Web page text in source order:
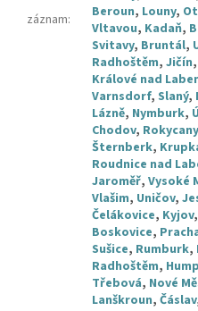
záznam:
Beroun, Louny,
Vltavou, Kadaň,
Svitavy, Bruntál,
Radhoštěm, Jičín,
Králové nad
Varnsdorf, Slaný,
Lázně, Nymburk,
Chodov, Rokycany
Šternberk,
Roudnice nad
Jaroměř, Vysoké
Vlašim, Uničov,
Čelákovice, Kyjov,
Boskovice,
Sušice, Rumburk,
Radhoštěm,
Třebová, Nové
Lanškroun, Čáslav